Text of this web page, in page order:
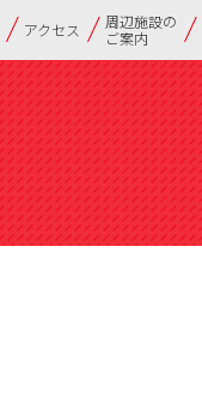
アクセス
周辺施設の
ご案内